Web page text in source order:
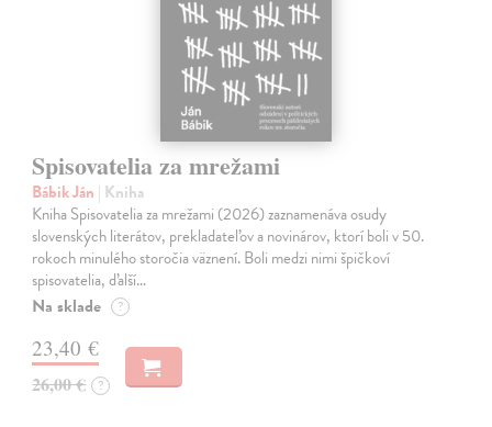
Spisovatelia za mrežami
Bábik Ján | Kniha
Kniha Spisovatelia za mrežami (2026) zaznamenáva osudy
slovenských literátov, prekladateľov a novinárov, ktorí boli v 50.
rokoch minulého storočia väznení. Boli medzi nimi špičkoví
spisovatelia, ďalší…
Na sklade ?
23,40 €
26,00 € ?